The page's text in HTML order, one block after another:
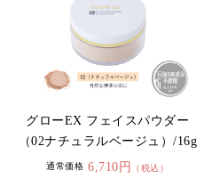
グローEX フェイスパウダー
（02ナチュラルベージュ）/16g
通常価格 6,710円 （税込）